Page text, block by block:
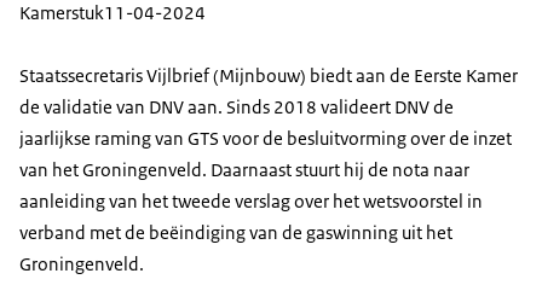
Kamerstuk11-04-2024
Staatssecretaris Vijlbrief (Mijnbouw) biedt aan de Eerste Kamer
de validatie van DNV aan. Sinds 2018 valideert DNV de
jaarlijkse raming van GTS voor de besluitvorming over de inzet
van het Groningenveld. Daarnaast stuurt hij de nota naar
aanleiding van het tweede verslag over het wetsvoorstel in
verband met de beëindiging van de gaswinning uit het
Groningenveld.